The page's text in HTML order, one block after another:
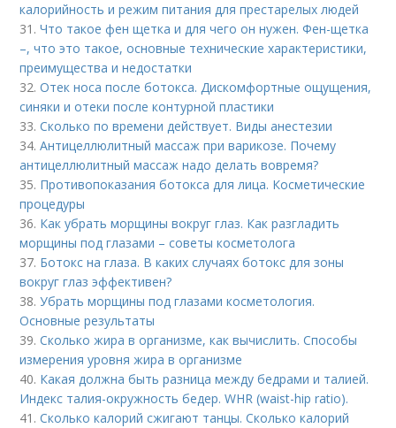
калорийность и режим питания для престарелых людей
31.Что такое фен щетка и для чего он нужен. Фен-щетка
–, что это такое, основные технические характеристики,
преимущества и недостатки
32.Отек носа после ботокса. Дискомфортные ощущения,
синяки и отеки после контурной пластики
33.Сколько по времени действует. Виды анестезии
34.Антицеллюлитный массаж при варикозе. Почему
антицеллюлитный массаж надо делать вовремя?
35. Противопоказания ботокса для лица. Косметические
процедуры
36. Как убрать морщины вокруг глаз. Как разгладить
морщины под глазами – советы косметолога
37. Ботокс на глаза. В каких случаях ботокс для зоны
вокруг глаз эффективен?
38.Убрать морщины под глазами косметология.
Основные результаты
39.Сколько жира в организме, как вычислить. Способы
измерения уровня жира в организме
40. Какая должна быть разница между бедрами и талией.
Индекс талия-окружность бедер. WHR (waist-hip ratio).
41.Сколько калорий сжигают танцы. Сколько калорий